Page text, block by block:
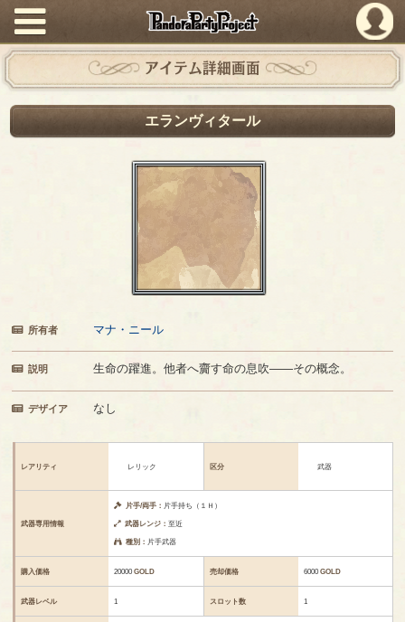
PandoraPartyProject
アイテム詳細画面
エランヴィタール
所有者 マナ・ニール
説明 生命の躍進。他者へ齎す命の息吹――その概念。
デザイア なし
レアリティ レリック 区分 武器
武器専用情報
片手/両手： 片手持ち（１Ｈ）
武器レンジ：至近
種別： 片手武器
購入価格 20000GOLD 売却価格 6000GOLD
武器レベル 1 スロット数 1